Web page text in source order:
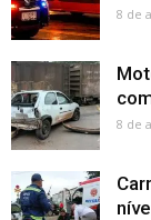
8 de
8 de